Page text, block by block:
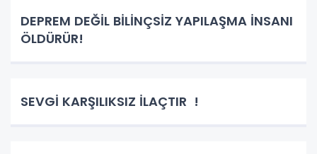
DEPREM DEĞİL BİLİNÇSİZ YAPILAŞMA İNSANI
ÖLDÜRÜR!
SEVGİ KARŞILIKSIZ İLAÇTIR !